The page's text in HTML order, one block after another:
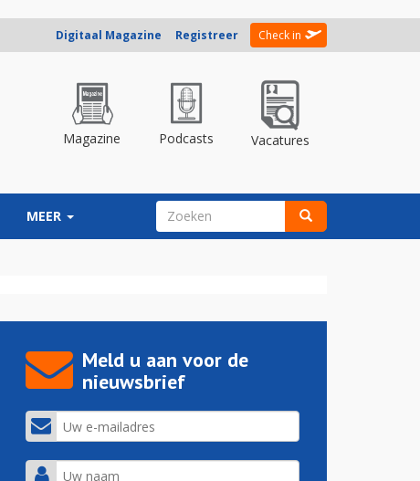
Digitaal Magazine Registreer Check in
Magazine Podcasts Vacatures
MEER ZOEKVELD
Meld u aan voor de
nieuwsbrief